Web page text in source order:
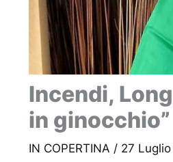
Incendi,
in ginocchio”
IN COPERTINA / 27